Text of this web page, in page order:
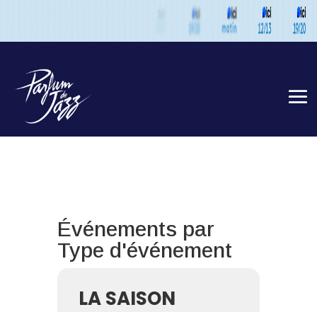
Événements par
Type d'événement
LA SAISON